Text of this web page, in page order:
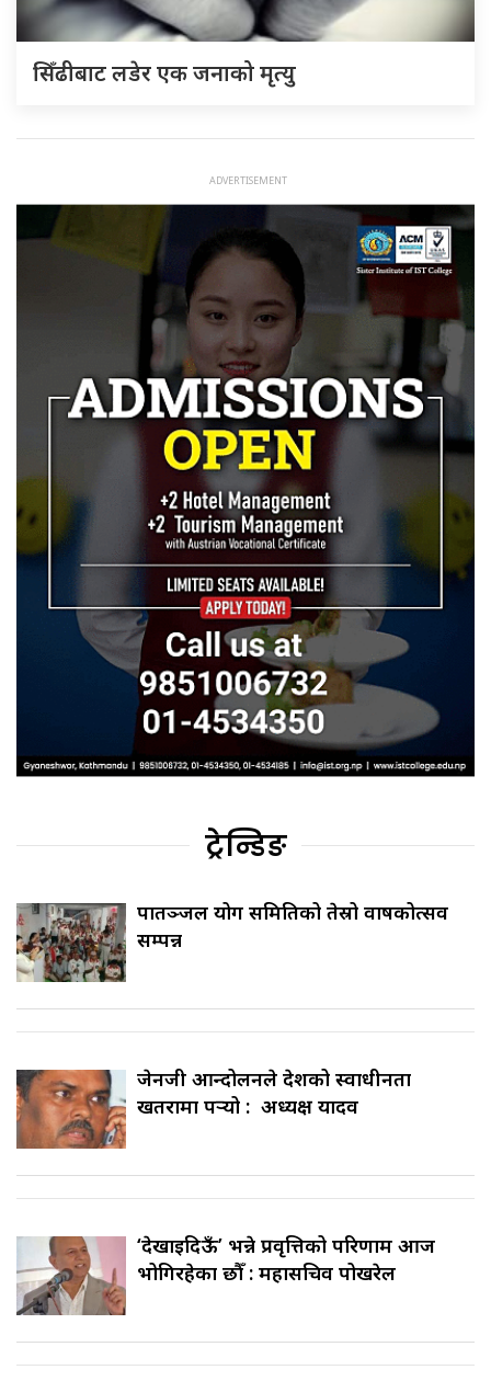
सिँढीबाट लडेर एक जनाको मृत्यु
ट्रेन्डिङ
पातञ्जल योग समितिको तेस्रो वार्षिकोत्सव
सम्पन्न
जेनजी आन्दोलनले देशको स्वाधीनता
खतरामा पर्‍यो : अध्यक्ष यादव
‘देखाइदिऊँ’ भन्ने प्रवृत्तिको परिणाम आज
भोगिरहेका छौँ : महासचिव पोखरेल